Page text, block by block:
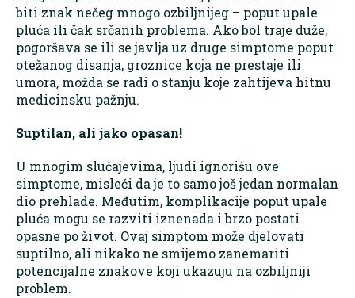
biti znak nečeg mnogo ozbiljnijeg – poput upale
pluća ili čak srčanih problema. Ako bol traje duže,
pogoršava se ili se javlja uz druge simptome poput
otežanog disanja, groznice koja ne prestaje ili
umora, možda se radi o stanju koje zahtijeva hitnu
medicinsku pažnju.
Suptilan, ali jako opasan!
U mnogim slučajevima, ljudi ignorišu ove
simptome, misleći da je to samo još jedan normalan
dio prehlade. Međutim, komplikacije poput upale
pluća mogu se razviti iznenada i brzo postati
opasne po život. Ovaj simptom može djelovati
suptilno, ali nikako ne smijemo zanemariti
potencijalne znakove koji ukazuju na ozbiljniji
problem.